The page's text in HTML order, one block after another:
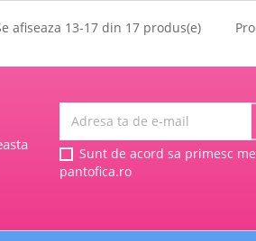
afiseaza 13-17 din 17 produs(e)
Sunt de acord sa primesc
pantofica.ro